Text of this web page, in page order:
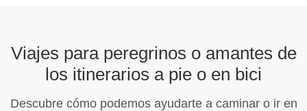
Viajes para peregrinos o amantes de
los itinerarios a pie o en bici
Descubre cómo podemos ayudarte a caminar o ir en